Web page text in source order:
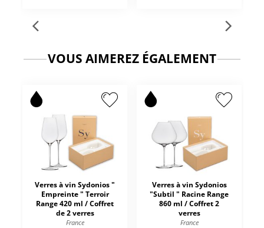
VOUS AIMEREZ ÉGALEMENT
Verres à vin Sydonios "
Empreinte " Terroir
Range 420 ml / Coffret
de 2 verres
France
Verres à vin Sydonios
"Subtil " Racine Range
860 ml / Coffret 2
verres
France